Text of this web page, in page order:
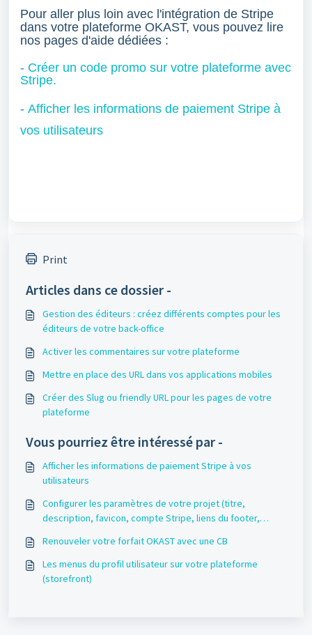
Pour aller plus loin avec l'intégration de Stripe
dans votre plateforme OKAST, vous pouvez lire
nos pages d'aide dédiées :
- Créer un code promo sur votre plateforme avec
Stripe.
- Afficher les informations de paiement Stripe à
vos utilisateurs
Print
Articles dans ce dossier -
Gestion des éditeurs : créez différents comptes pour les
éditeurs de votre back-office
Activer les commentaires sur votre plateforme
Mettre en place des URL dans vos applications mobiles
Créer des Slug ou friendly URL pour les pages de votre
plateforme
Vous pourriez être intéressé par -
Afficher les informations de paiement Stripe à vos
utilisateurs
Configurer les paramètres de votre projet (titre,
description, favicon, compte Stripe, liens du footer,
Renouveler votre forfait OKAST avec une CB
Les menus du profil utilisateur sur votre plateforme
(storefront)